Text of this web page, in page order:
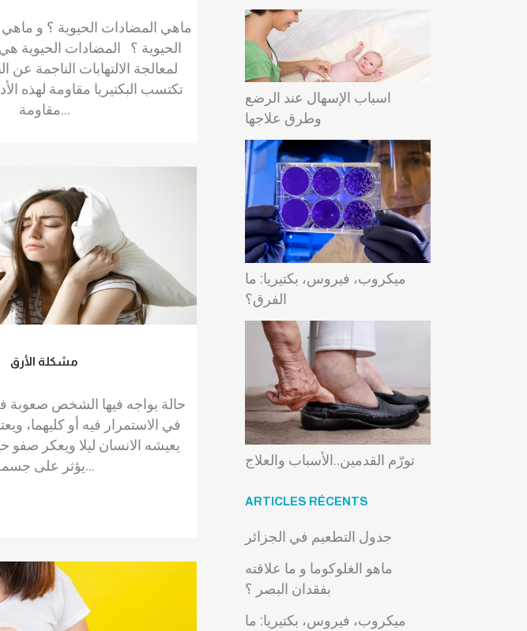
ماهي المضادات الحيوية ؟ و
الحيوية ؟ المضادات الحيوية
لمعالجة الالتهابات الناجمة عن
تكتسب البكتيريا مقاومة لهذه
مقاومة...
مشكلة الأرق
حالة يواجه فيها الشخص صعوبة
في الاستمرار فيه أو كليهما،
يعيشه الانسان ليلا ويعكر صفو
يؤثر على جسمه...
اسباب الإسهال عند الرضع
وطرق علاجها
ميكروب، فيروس، بكتيريا: ما
الفرق؟
تورّم القدمين..الأسباب والعلاج
ARTICLES RÉCENTS
جدول التطعيم في الجزائر
ماهو الغلوكوما و ما علاقته
بفقدان البصر ؟
ميكروب، فيروس، بكتيريا: ما